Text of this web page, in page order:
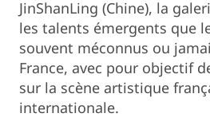
JinShanLing (Chine), la
les talents émergents que
souvent méconnus ou
France, avec pour objectif
sur la scène artistique
internationale.